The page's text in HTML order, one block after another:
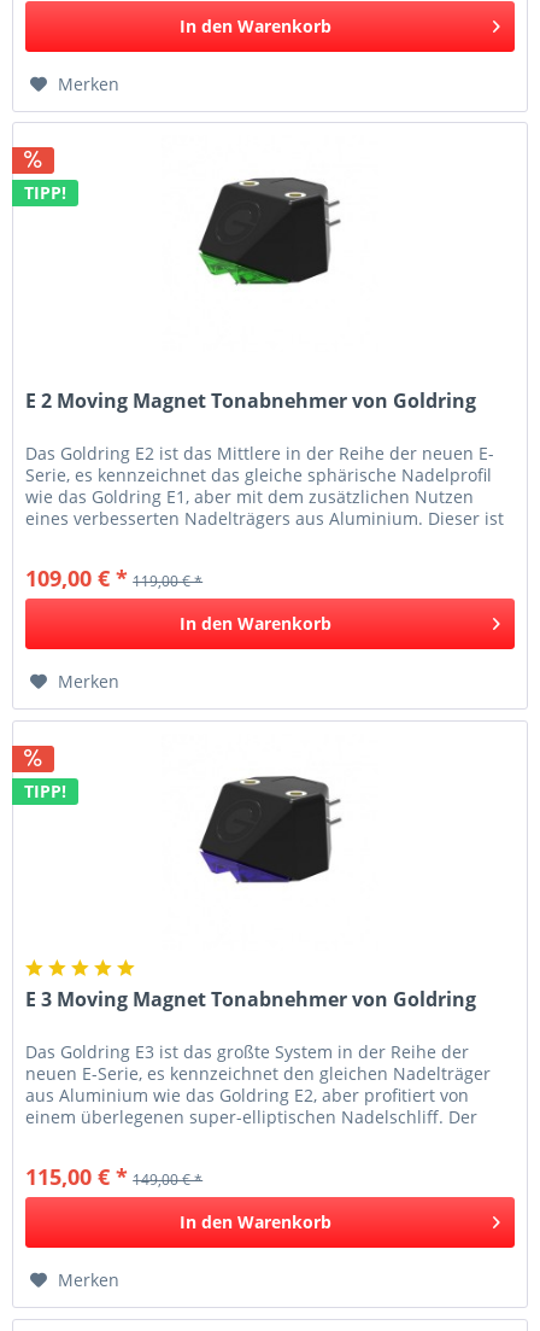
In den Warenkorb
Merken
TIPP!
E 2 Moving Magnet Tonabnehmer von Goldring
Das Goldring E2 ist das Mittlere in der Reihe der neuen E-
Serie, es kennzeichnet das gleiche sphärische Nadelprofil
wie das Goldring E1, aber mit dem zusätzlichen Nutzen
eines verbesserten Nadelträgers aus Aluminium. Dieser ist
109,00 € * 119,00 € *
In den Warenkorb
Merken
TIPP!
E 3 Moving Magnet Tonabnehmer von Goldring
Das Goldring E3 ist das großte System in der Reihe der
neuen E-Serie, es kennzeichnet den gleichen Nadelträger
aus Aluminium wie das Goldring E2, aber profitiert von
einem überlegenen super-elliptischen Nadelschliff. Der
115,00 € * 149,00 € *
In den Warenkorb
Merken